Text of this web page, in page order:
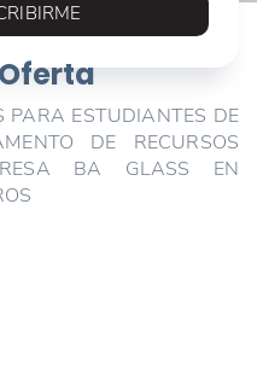
PARA ESTUDIANTES DE
DE RECURSOS
BA GLASS EN